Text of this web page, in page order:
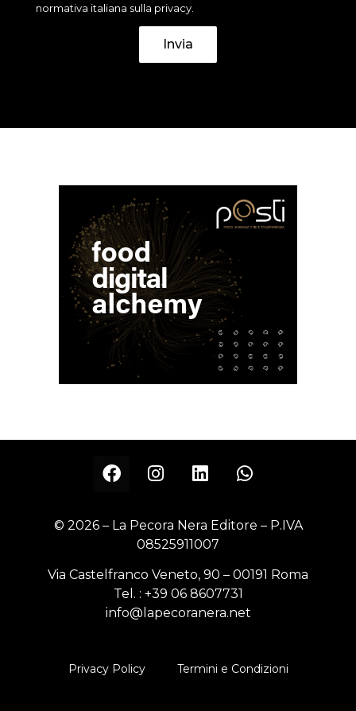
normativa italiana sulla privacy.
Invia
© 2026 – La Pecora Nera Editore – P.IVA
08525911007
Via Castelfranco Veneto, 90 – 00191 Roma
Tel. : +39 06 8607731
info@lapecoranera.net
Privacy Policy Termini e Condizioni